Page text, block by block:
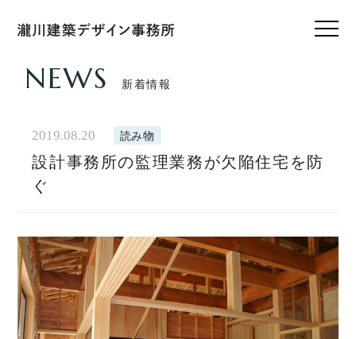
NEWS 新着情報
2019.08.20 読み物
設計事務所の監理業務が欠陥住宅を防
ぐ
CONCEPT 私たちのこと
VOICE お客様の声